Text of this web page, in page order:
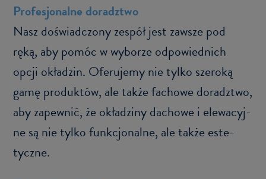
Pro­fe­sjo­nal­ne do­radz­two
Nasz do­świad­czo­ny ze­spół jest za­wsze pod
ręką, aby pomóc w wy­bo­rze od­po­wied­nich
opcji okła­dzin. Ofe­ru­je­my nie tylko sze­ro­ką
gamę pro­duk­tów, ale także fa­cho­we do­radz­two,
aby za­pew­nić, że okła­dzi­ny da­cho­we i ele­wa­cyj­
ne są nie tylko funk­cjo­nal­ne, ale także es­te­
tycz­ne.